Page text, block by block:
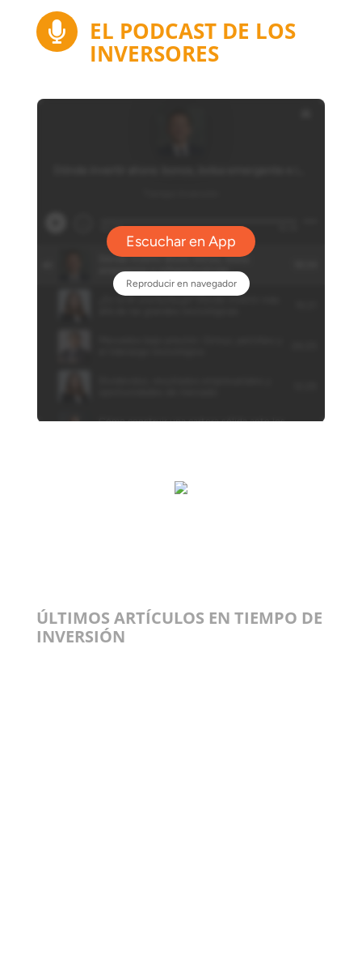
 EL PODCAST DE LOS
INVERSORES
ÚLTIMOS ARTÍCULOS EN TIEMPO DE
INVERSIÓN